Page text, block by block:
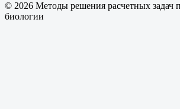
© 2026 Методы решения расчетных задач
биологии